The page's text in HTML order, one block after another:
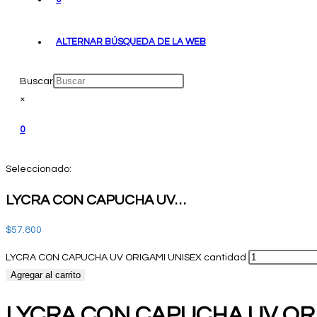
ALTERNAR BÚSQUEDA DE LA WEB
Buscar
×
0
Seleccionado:
LYCRA CON CAPUCHA UV…
$57.800
LYCRA CON CAPUCHA UV ORIGAMI UNISEX cantidad
Agregar al carrito